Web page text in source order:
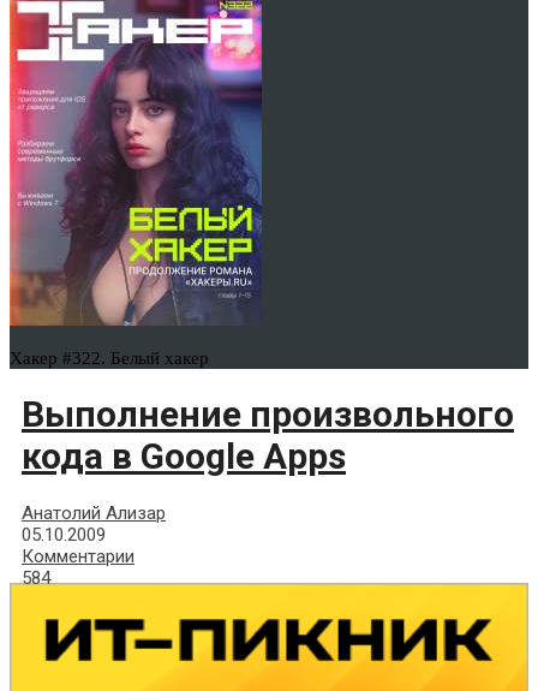
Хакер #322. Белый хакер
Выполнение произвольного
кода в Google Apps
Анатолий Ализар
05.10.2009
Комментарии
584